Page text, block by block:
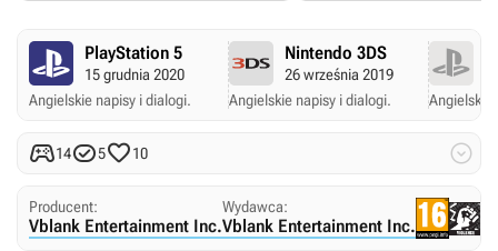
PlayStation 5
15 grudnia 2020
Angielskie napisy i dialogi.
Nintendo 3DS
26 września 2019
Angielskie napisy i dialogi.
Angielskie
14510 
Producent:
Vblank Entertainment Inc.
Wydawca:
Vblank Entertainment Inc.